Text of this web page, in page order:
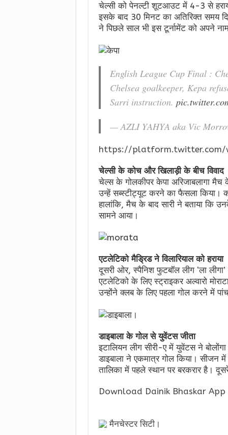
चेल्सी को पेनल्टी शूटआउट में 4-3 से
इसके बाद 30 मिनट का अतिरिक्त समय
ने पिछले साल भी इस टूर्नामेंट को अपने
English League Cup Final :
Chelsea goalkeeper, Kepa
Sarri instruction.
— AZLI YAHYA aka Vic
https://platform.twitter.com/
चेल्सी के कोच और खिलाड़ी के बीच विवाद
चेल्स के गोलकीपर केपा अरिजाबलागा मैच
उन्हें सब्स्टीट्यूट करने का फैसला किया।
हालांकि, मैच के बाद सारी ने बताया कि
सामने आया।
एटलेटिको मैड्रिड ने विलारियाल को हराया
दूसरी ओर, स्पैनिश फुटबॉल लीग ‘ला
एटलेटिको के लिए स्ट्राइकर अल्वारो
उन्होंने क्लब के लिए पहला गोल करने में
डाइबाला के गोल से युवेंटस जीता
इटालियन लीग सीरी-ए में युवेंटस ने
डाइबाला ने एकमात्र गोल किया।
तालिका में पहले स्थान पर बरकरार है।
Download Dainik Bhaskar
मैनचेस्टर सिटी।